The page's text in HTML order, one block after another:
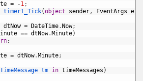
= -1;
timer1_Tick(object sender, EventArgs e
dtNow = DateTime. Now;
== dtNow. Minute)
;
= dtNow. Minute;
TimeMessage tm in timeMessages )